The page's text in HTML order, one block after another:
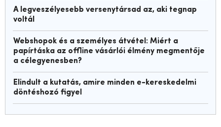
A legveszélyesebb versenytársad az, aki tegnap
voltál
Webshopok és a személyes átvétel: Miért a
papírtáska az offline vásárlói élmény megmentője
a célegyenesben?
Elindult a kutatás, amire minden e-kereskedelmi
döntéshozó figyel